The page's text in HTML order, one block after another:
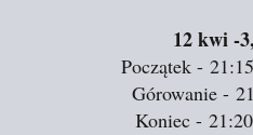
12 kwi -
Początek -
Górowanie -
Koniec -